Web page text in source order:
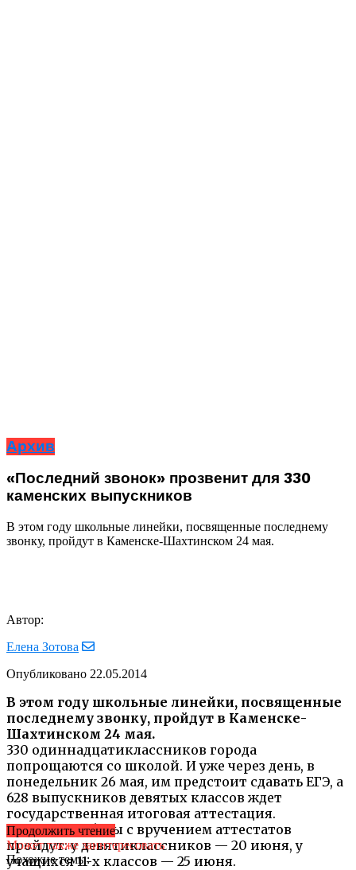
Архив
«Последний звонок» прозвенит для 330
каменских выпускников
В этом году школьные линейки, посвященные последнему
звонку, пройдут в Каменске-Шахтинском 24 мая.
Автор:
Елена Зотова
Опубликовано 22.05.2014
В этом году школьные линейки, посвященные
последнему звонку, пройдут в Каменске-
Шахтинском 24 мая.
330 одиннадцатиклассников города
попрощаются со школой. И уже через день, в
понедельник 26 мая, им предстоит сдавать ЕГЭ, а
628 выпускников девятых классов ждет
государственная итоговая аттестация.
Выпускные балы с вручением аттестатов
пройдут: у девятиклассников — 20 июня, у
учащихся 11-х классов — 25 июня.
Продолжить чтение
Может также заинтересовать
Похожие темы: